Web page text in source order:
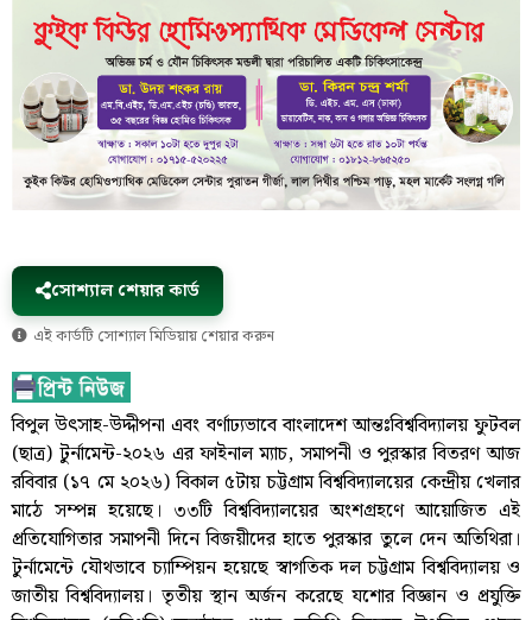
সোশ্যাল শেয়ার কার্ড
এই কার্ডটি সোশ্যাল মিডিয়ায় শেয়ার করুন
বিপুল উৎসাহ-উদ্দীপনা এবং বর্ণাঢ্যভাবে বাংলাদেশ আন্তঃবিশ্ববিদ্যালয় ফুটবল
(ছাত্র) টুর্নামেন্ট-২০২৬ এর ফাইনাল ম্যাচ, সমাপনী ও পুরস্কার বিতরণ আজ
রবিবার (১৭ মে ২০২৬) বিকাল ৫টায় চট্টগ্রাম বিশ্ববিদ্যালয়ের কেন্দ্রীয় খেলার
মাঠে সম্পন্ন হয়েছে। ৩৩টি বিশ্ববিদ্যালয়ের অংশগ্রহণে আয়োজিত এই
প্রতিযোগিতার সমাপনী দিনে বিজয়ীদের হাতে পুরস্কার তুলে দেন অতিথিরা।
টুর্নামেন্টে যৌথভাবে চ্যাম্পিয়ন হয়েছে স্বাগতিক দল চট্টগ্রাম বিশ্ববিদ্যালয় ও
জাতীয় বিশ্ববিদ্যালয়। তৃতীয় স্থান অর্জন করেছে যশোর বিজ্ঞান ও প্রযুক্তি